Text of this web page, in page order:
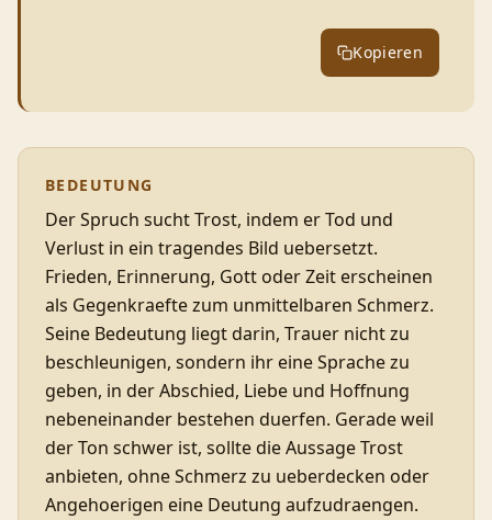
Kopieren
BEDEUTUNG
Der Spruch sucht Trost, indem er Tod und
Verlust in ein tragendes Bild uebersetzt.
Frieden, Erinnerung, Gott oder Zeit erscheinen
als Gegenkraefte zum unmittelbaren Schmerz.
Seine Bedeutung liegt darin, Trauer nicht zu
beschleunigen, sondern ihr eine Sprache zu
geben, in der Abschied, Liebe und Hoffnung
nebeneinander bestehen duerfen. Gerade weil
der Ton schwer ist, sollte die Aussage Trost
anbieten, ohne Schmerz zu ueberdecken oder
Angehoerigen eine Deutung aufzudraengen.